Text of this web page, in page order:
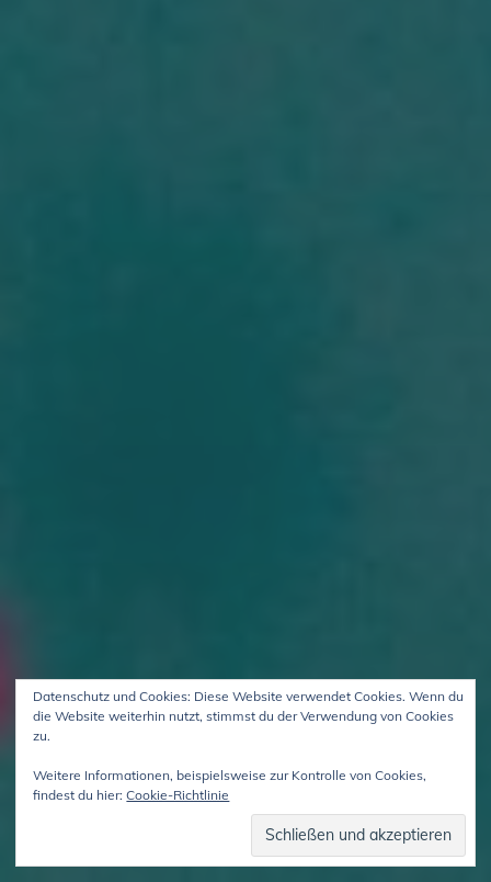
Datenschutz und Cookies: Diese Website verwendet Cookies. Wenn du
die Website weiterhin nutzt, stimmst du der Verwendung von Cookies
zu.
Weitere Informationen, beispielsweise zur Kontrolle von Cookies,
findest du hier:Cookie-Richtlinie